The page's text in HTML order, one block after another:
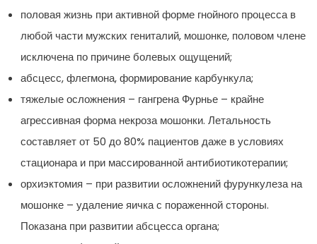
половая жизнь при активной форме гнойного процесса в
любой части мужских гениталий, мошонке, половом члене
исключена по причине болевых ощущений;
абсцесс, флегмона, формирование карбункула;
тяжелые осложнения – гангрена Фурнье – крайне
агрессивная форма некроза мошонки. Летальность
составляет от 50 до 80% пациентов даже в условиях
стационара и при массированной антибиотикотерапии;
орхиэктомия – при развитии осложнений фурункулеза на
мошонке – удаление яичка с пораженной стороны.
Показана при развитии абсцесса органа;